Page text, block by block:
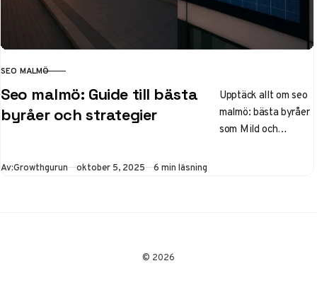
KATEGORI
SEO MALMÖ
Seo malmö: Guide till bästa
byråer och strategier
Upptäck allt om seo
malmö: bästa byråer
som Mild och
Av:Growthgurun Publicerad
oktober 5, 2025 6 min läsning
© 2026